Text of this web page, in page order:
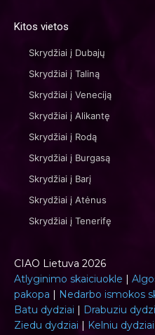
Kitos vietos
Skrydžiai į Dubajų
Skrydžiai į Taliną
Skrydžiai į Veneciją
Skrydžiai į Alikantę
Skrydžiai į Rodą
Skrydžiai į Burgasą
Skrydžiai į Barį
Skrydžiai į Atėnus
Skrydžiai į Tenerifę
CIAO Lietuva 2026
Atlyginimo skaiciuokle |
pakopa | Nedarbo ismokos
Batu dydziai | Drabuziu
Ziedu dydziai | Kelniu dydziai